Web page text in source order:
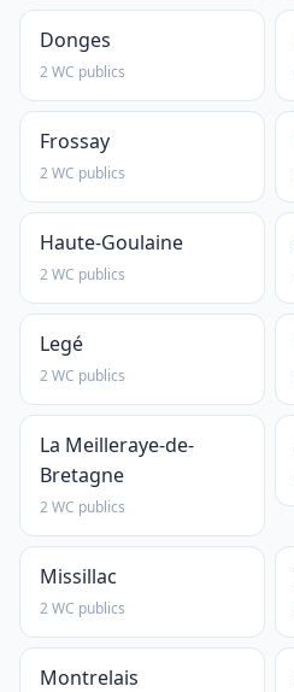
Donges
2 WC publics
Frossay
2 WC publics
Haute-Goulaine
2 WC publics
Legé
2 WC publics
La Meilleraye-de-
Bretagne
2 WC publics
Missillac
2 WC publics
Montrelais